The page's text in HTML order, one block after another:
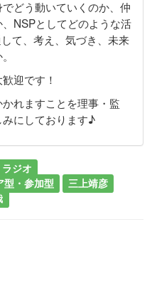
どう動いていくのか、仲
NSPとしてどのような活
て、考え、気づき、未来
迎です！
れますことを理事・監
にしております♪
ジオ
型・参加型
三上靖彦